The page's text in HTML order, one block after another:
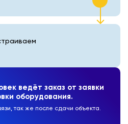
ведёт заказ от заявки
оборудования.
так же после сдачи объекта.